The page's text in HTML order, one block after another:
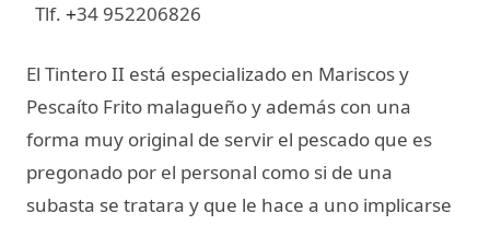
Tlf. +34 952206826
El Tintero II está especializado en Mariscos y
Pescaíto Frito malagueño y además con una
forma muy original de servir el pescado que es
pregonado por el personal como si de una
subasta se tratara y que le hace a uno implicarse